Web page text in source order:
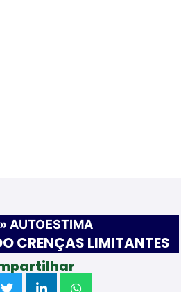
» AUTOESTIMA
CRENÇAS LIMITANTES